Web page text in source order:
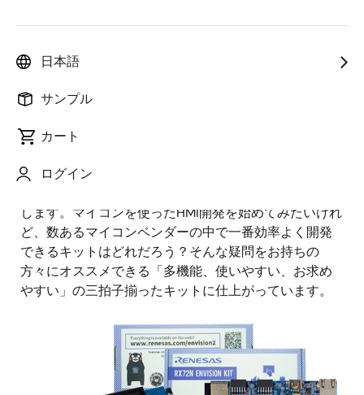
日本語
サンプル
カート
ログイン
画
像
公開日:2020年4月15日
みなさんこんにちは、今回は4月7日に発表された最新
します。マイコンを使ったHMI開発を始めてみたいけれ
ど、数あるマイコンベンダーの中で一番効率よく開発
できるキットはどれだろう？そんな疑問をお持ちの
方々にオススメできる「多機能、使いやすい、お求め
やすい」の三拍子揃ったキットに仕上がっています。